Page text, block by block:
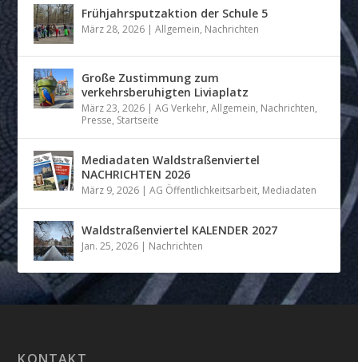
Frühjahrsputzaktion der Schule 5
März 28, 2026 |Allgemein, Nachrichten
Große Zustimmung zum
verkehrsberuhigten Liviaplatz
März 23, 2026 |AG Verkehr,Allgemein, Nachrichten,
Presse, Startseite
Mediadaten Waldstraßenviertel
NACHRICHTEN 2026
März 9, 2026 |AG Öffentlichkeitsarbeit, Mediadaten
Waldstraßenviertel KALENDER 2027
Jan. 25, 2026 | Nachrichten